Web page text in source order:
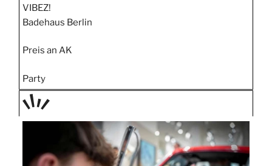
VIBEZ!
Badehaus Berlin
Preis an AK
Party
TAGE